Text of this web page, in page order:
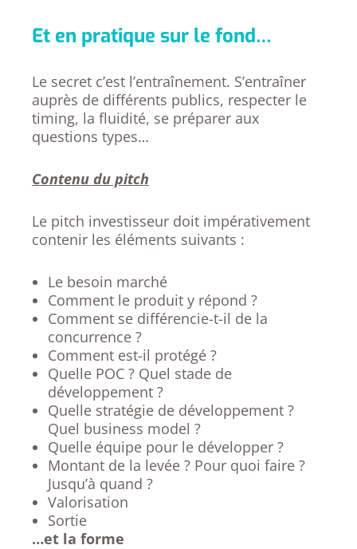
Et en pratique sur le fond…
Le secret c’est l’entraînement. S’entraîner
auprès de différents publics, respecter le
timing, la fluidité, se préparer aux
questions types…
Contenu du pitch
Le pitch investisseur doit impérativement
contenir les éléments suivants :
Le besoin marché
Comment le produit y répond ?
Comment se différencie-t-il de la
concurrence ?
Comment est-il protégé ?
Quelle POC ? Quel stade de
développement ?
Quelle stratégie de développement ?
Quel business model ?
Quelle équipe pour le développer ?
Montant de la levée ? Pour quoi faire ?
Jusqu’à quand ?
Valorisation
Sortie
…et la forme